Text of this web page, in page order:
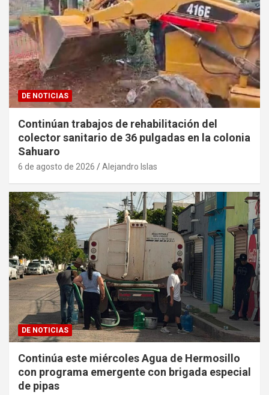
DE NOTICIAS
Continúan trabajos de rehabilitación del
colector sanitario de 36 pulgadas en la colonia
Sahuaro
6 de agosto de 2026 Alejandro Islas
DE NOTICIAS
Continúa este miércoles Agua de Hermosillo
con programa emergente con brigada especial
de pipas